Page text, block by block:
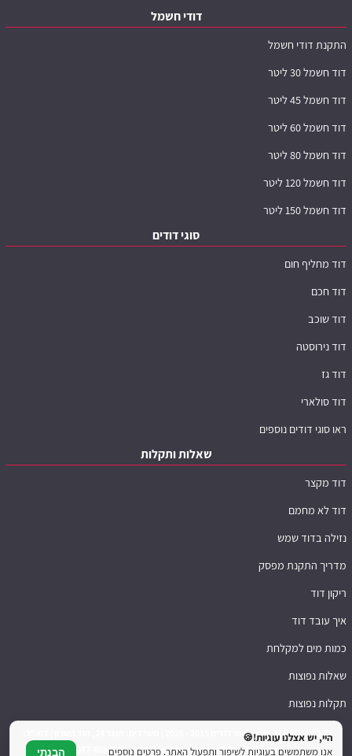
דודי חשמל
התקנת דודי חשמל
דוד חשמל 30 ליטר
דוד חשמל 45 ליטר
דוד חשמל 60 ליטר
דוד חשמל 80 ליטר
דוד חשמל 120 ליטר
דוד חשמל 150 ליטר
סוגי דודים
דוד מחליף חום
דוד חכם
דוד שוכב
דוד נירוסטה
דוד גז
דוד סולארי
ראו סוגי דודים נוספים
שאלות ותקלות
דוד מקצר
דוד לא מחמם
נזילה בדוד שמש
מדריך התקנת מפסק
ריקון דוד
איך עובד דוד
כמות מים למקלחת
שאלות נפוצות
תקלות נפוצות
top.boilers.co.il@gmail.com | טלפון: 077-6052660
היי, יש אצלנו עוגיות!🍪
אנו משתמשים בעוגיות לשיפור ותפעול האתר. פרטים נוספים
הבנתי